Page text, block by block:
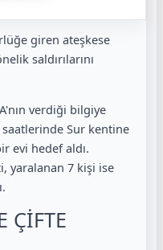
giren ateşkese
saldırılarını
verdiği bilgiye
Sur kentine
evi hedef aldı.
yaralanan 7 kişi ise
ÇİFTE